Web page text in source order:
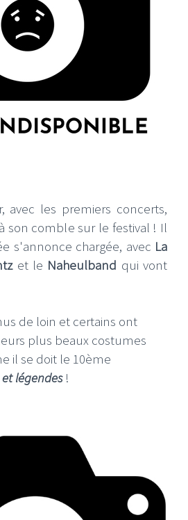
avec les premiers concerts,
son comble sur le festival ! Il
s'annonce chargée, avec La
et le Naheulband qui vont
de loin et certains ont
plus beaux costumes
il se doit le 10ème
et légendes !